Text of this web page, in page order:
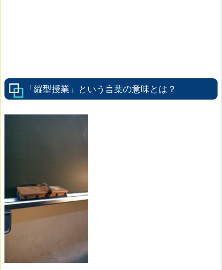
「縦型授業」という言葉の意味とは？